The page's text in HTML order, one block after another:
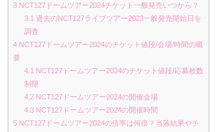
3 NCT127ドームツアー2024チケット一般発売いつから？
3.1 過去のNCT127ライブツアー2023一般発売開始日を
調査
4 NCT127ドームツアー2024のチケット値段/会場/時間の概
要
4.1 NCT127ドームツアー2024のチケット値段/応募枚数
制限
4.2NCT127ドームツアー2024の開催会場
4.3NCT127ドームツアー2024の開催時間
5 NCT127ドームツアー2024の倍率は何倍？当落結果やチ